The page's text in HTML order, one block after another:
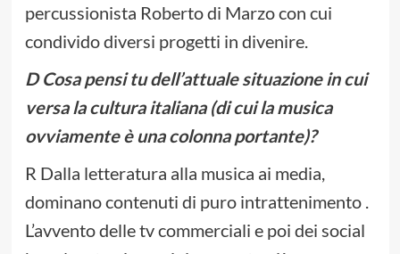
percussionista Roberto di Marzo con cui
condivido diversi progetti in divenire.
D Cosa pensi tu dell’attuale situazione in cui
versa la cultura italiana (di cui la musica
ovviamente è una colonna portante)?
R Dalla letteratura alla musica ai media,
dominano contenuti di puro intrattenimento .
L’avvento delle tv commerciali e poi dei social